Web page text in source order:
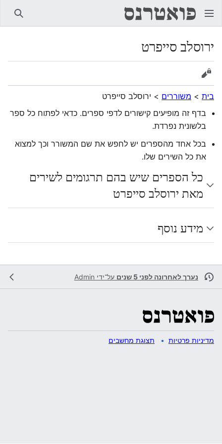
ירוסלב סייפרט
הצגת מקור
בית > משוררים > ירוסלב סייפרט
בדף זה מופיעים קישורים לדפי ספרים. כדאי לפתוח כל ספר
בלשונית נפרדת.
בכל אחד מהספרים יש לחפש את שם המשורר וכך למצוא
את כל השירים שלו.
כל הספרים שיש בהם תרגומים לשירים
מאת ירוסלב סייפרט
מידע נוסף
נערך לאחרונה לפני 5 שנים על־ידי Admin
מדיניות פרטיות תצוגת מחשבים